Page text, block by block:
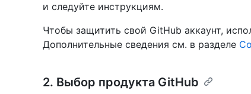
и следуйте инструкциям.
Чтобы защитить свой GitHub аккаунт,
Дополнительные сведения см. в разделе
2. Выбор продукта GitHub